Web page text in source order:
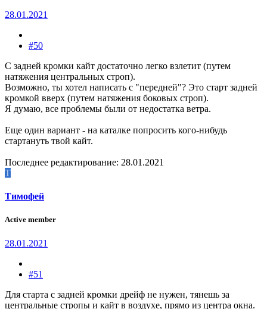
28.01.2021
#50
С задней кромки кайт достаточно легко взлетит (путем
натяжения центральных строп).
Возможно, ты хотел написать с "передней"? Это старт задней
кромкой вверх (путем натяжения боковых строп).
Я думаю, все проблемы были от недостатка ветра.
Еще один вариант - на каталке попросить кого-нибудь
стартануть твой кайт.
Последнее редактирование: 28.01.2021
Т
Тимофей
Active member
28.01.2021
#51
Для старта с задней кромки дрейф не нужен, тянешь за
центральные стропы и кайт в воздухе, прямо из центра окна.